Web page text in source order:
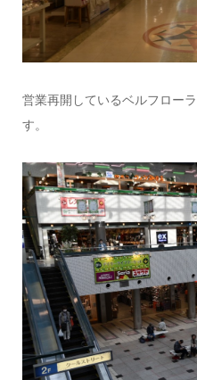
営業再開しているベルフロー
す。